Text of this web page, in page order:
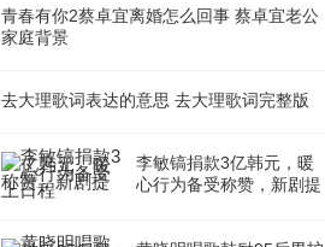
青春有你2蔡卓宜离婚怎么回事 蔡卓宜老公
家庭背景
去大理歌词表达的意思 去大理歌词完整版
李敏镐捐款3亿韩元，暖
心行为备受称赞，新剧提